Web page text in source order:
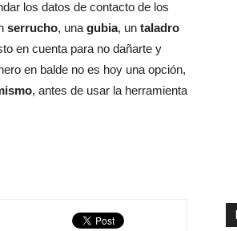
los datos de contacto de los
serrucho, una gubia, un taladro
en cuenta para no dañarte y
en balde no es hoy una opción,
, antes de usar la herramienta